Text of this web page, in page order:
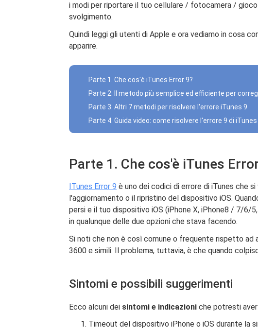
i modi per riportare il tuo cellulare / fotocamera /
svolgimento.
Quindi leggi gli utenti di Apple e ora vediamo in cosa
apparire.
Parte 1. Che cos'è iTunes Error 9?
Parte 2. Il metodo più semplice ed efficiente per
Parte 3. Altri 7 metodi per risolvere l'errore iTunes 9
Parte 4. Guida video: come risolvere l'errore 9 di
Parte 1. Che cos'è iTunes
ITunes Error 9 è uno dei codici di errore di iTunes che
l'aggiornamento o il ripristino del dispositivo iOS.
persi e il tuo dispositivo iOS (iPhone X, iPhone8 / 7/
in qualunque delle due opzioni che stava facendo.
Si noti che non è così comune o frequente rispetto ad
3600 e simili. Il problema, tuttavia, è che quando
Sintomi e possibili suggerimenti
Ecco alcuni dei sintomi e indicazioni che potresti
Timeout del dispositivo iPhone o iOS durante la